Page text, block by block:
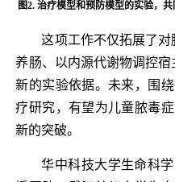
图2. 治疗模型和预防模型的实验，
这项工作不仅拓展了
养肠、以内源代谢物调控
新的实验依据。未来，围
疗研究，有望为儿童脓毒
新的突破。
华中科技大学生命科